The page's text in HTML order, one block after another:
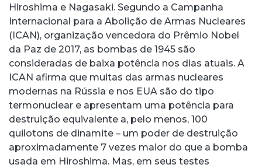
Hiroshima e Nagasaki. Segundo a Campanha
Internacional para a Abolição de Armas Nucleares
(ICAN), organização vencedora do Prêmio Nobel
da Paz de 2017, as bombas de 1945 são
consideradas de baixa potência nos dias atuais. A
ICAN afirma que muitas das armas nucleares
modernas na Rússia e nos EUA são do tipo
termonuclear e apresentam uma potência para
destruição equivalente a, pelo menos, 100
quilotons de dinamite – um poder de destruição
aproximadamente 7 vezes maior do que a bomba
usada em Hiroshima. Mas, em seus testes